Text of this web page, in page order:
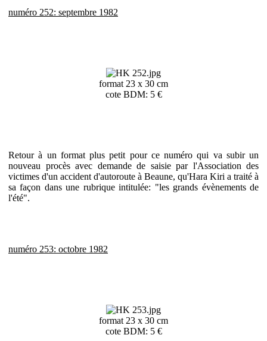
numéro 252: septembre 1982
format 23 x 30 cm
cote BDM: 5 €
Retour à un format plus petit pour ce numéro qui va subir un
nouveau procès avec demande de saisie par l'Association des
victimes d'un accident d'autoroute à Beaune, qu'Hara Kiri a traité à
sa façon dans une rubrique intitulée: "les grands évènements de
l'été".
numéro 253: octobre 1982
format 23 x 30 cm
cote BDM: 5 €